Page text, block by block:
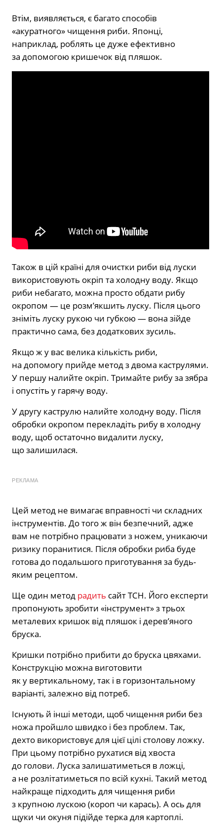
Втім, виявляється, є багато способів
«акуратного» чищення риби. Японці,
наприклад, роблять це дуже ефективно
за допомогою кришечок від пляшок.
Також в цій країні для очистки риби від луски
використовують окріп та холодну воду. Якщо
риби небагато, можна просто обдати рибу
окропом — це розм’якшить луску. Після цього
зніміть луску рукою чи губкою — вона зійде
практично сама, без додаткових зусиль.
Якщо ж у вас велика кількість риби,
на допомогу прийде метод з двома каструлями.
У першу налийте окріп. Тримайте рибу за зябра
і опустіть у гарячу воду.
У другу каструлю налийте холодну воду. Після
обробки окропом перекладіть рибу в холодну
воду, щоб остаточно видалити луску,
що залишилася.
РЕКЛАМА
Цей метод не вимагає вправності чи складних
інструментів. До того ж він безпечний, адже
вам не потрібно працювати з ножем, уникаючи
ризику поранитися. Після обробки риба буде
готова до подальшого приготування за будь-
яким рецептом.
Ще один метод радить сайт ТСН. Його експерти
пропонують зробити «інструмент» з трьох
металевих кришок від пляшок і дерев’яного
бруска.
Кришки потрібно прибити до бруска цвяхами.
Конструкцію можна виготовити
як у вертикальному, так і в горизонтальному
варіанті, залежно від потреб.
Існують й інші методи, щоб чищення риби без
ножа пройшло швидко і без проблем. Так,
дехто використовує для цієї цілі столову ложку.
При цьому потрібно рухатися від хвоста
до голови. Луска залишатиметься в ложці,
а не розлітатиметься по всій кухні. Такий метод
найкраще підходить для чищення риби
з крупною лускою (короп чи карась). А ось для
щуки чи окуня підійде терка для картоплі.